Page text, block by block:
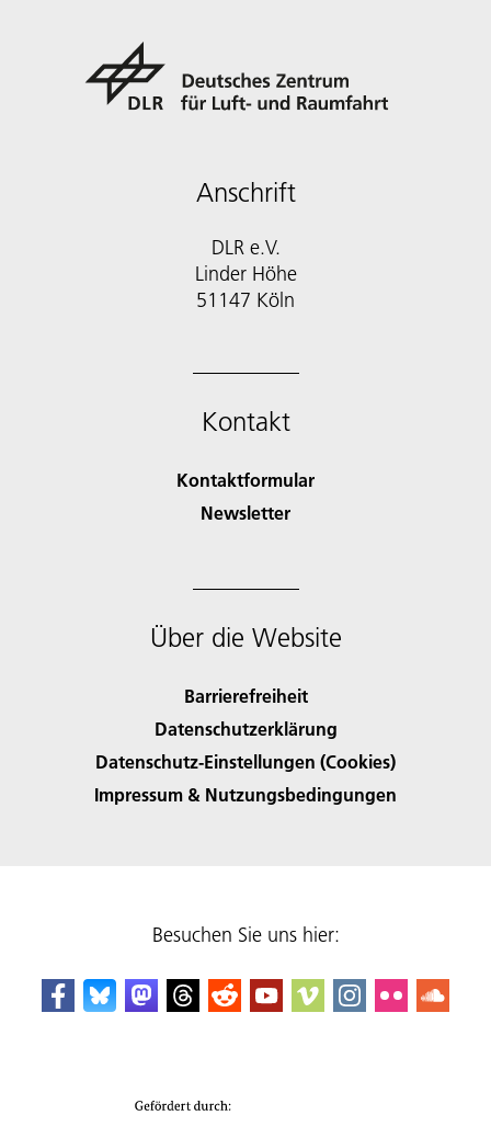
Anschrift
DLR e.V.
Linder Höhe
51147 Köln
Kontakt
Kontaktformular
Newsletter
Über die Website
Barrierefreiheit
Datenschutzerklärung
Datenschutz-Einstellungen (Cookies)
Impressum & Nutzungsbedingungen
Besuchen Sie uns hier: